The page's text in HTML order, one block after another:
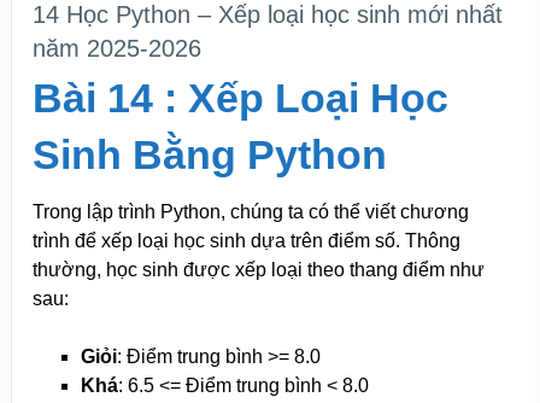
14 Học Python – Xếp loại học sinh mới nhất
năm 2025-2026
Bài 14 : Xếp Loại Học
Sinh Bằng Python
Trong lập trình Python, chúng ta có thể viết chương
trình để xếp loại học sinh dựa trên điểm số. Thông
thường, học sinh được xếp loại theo thang điểm như
sau:
Giỏi: Điểm trung bình >= 8.0
Khá: 6.5 <= Điểm trung bình < 8.0